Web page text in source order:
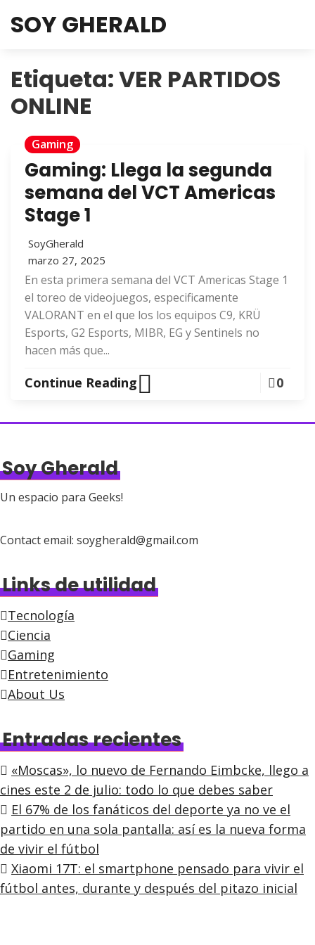
SOY GHERALD
Etiqueta:VER PARTIDOS
ONLINE
Gaming
Gaming: Llega la segunda
semana del VCT Americas
Stage 1
SoyGherald
marzo 27, 2025
En esta primera semana del VCT Americas Stage 1
el toreo de videojuegos, especificamente
VALORANT en el que los los equipos C9, KRÜ
Esports, G2 Esports, MIBR, EG y Sentinels no
hacen más que...
Continue Reading 0
Soy Gherald
Un espacio para Geeks!
Contact email: soygherald@gmail.com
Links de utilidad
Tecnología
Ciencia
Gaming
Entretenimiento
About Us
Entradas recientes
«Moscas», lo nuevo de Fernando Eimbcke, llego a
cines este 2 de julio: todo lo que debes saber
El 67% de los fanáticos del deporte ya no ve el
partido en una sola pantalla: así es la nueva forma
de vivir el fútbol
Xiaomi 17T: el smartphone pensado para vivir el
fútbol antes, durante y después del pitazo inicial